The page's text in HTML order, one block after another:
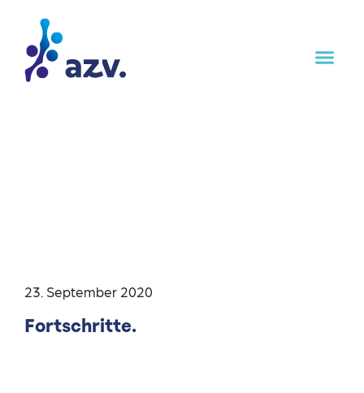
23. September 2020
Fortschritte.